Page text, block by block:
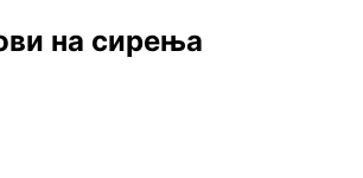
на сирења